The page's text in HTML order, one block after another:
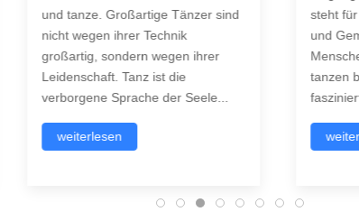
und tanze. Großartige Tänzer sind
nicht wegen ihrer Technik
großartig, sondern wegen ihrer
Leidenschaft. Tanz ist die
verborgene Sprache der Seele...
weiterlesen
steht für
und
Menschen, die
tanzen
fasziniert.
weiterlesen